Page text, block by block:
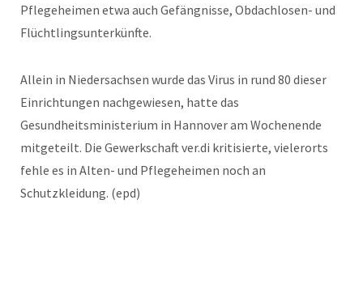
Pflegeheimen etwa auch Gefängnisse, Obdachlosen- und
Flüchtlingsunterkünfte.
Allein in Niedersachsen wurde das Virus in rund 80 dieser
Einrichtungen nachgewiesen, hatte das
Gesundheitsministerium in Hannover am Wochenende
mitgeteilt. Die Gewerkschaft ver.di kritisierte, vielerorts
fehle es in Alten- und Pflegeheimen noch an
Schutzkleidung. (epd)